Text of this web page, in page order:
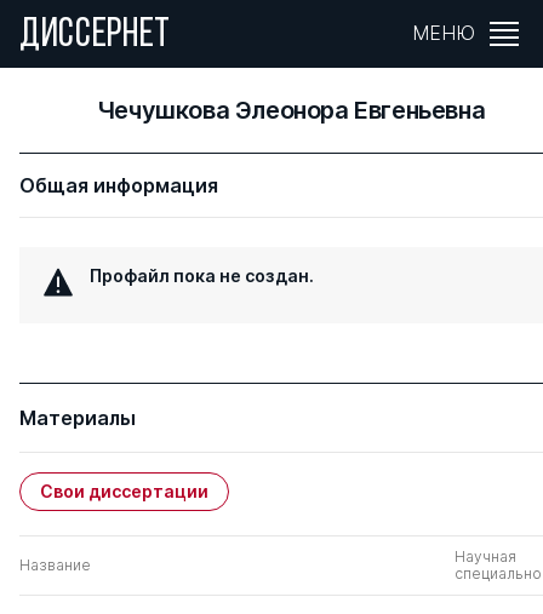
ДИССЕРНЕТ МЕНЮ
Чечушкова Элеонора Евгеньевна
Общая информация
Профайл пока не создан.
Материалы
Свои диссертации
Название
Научная